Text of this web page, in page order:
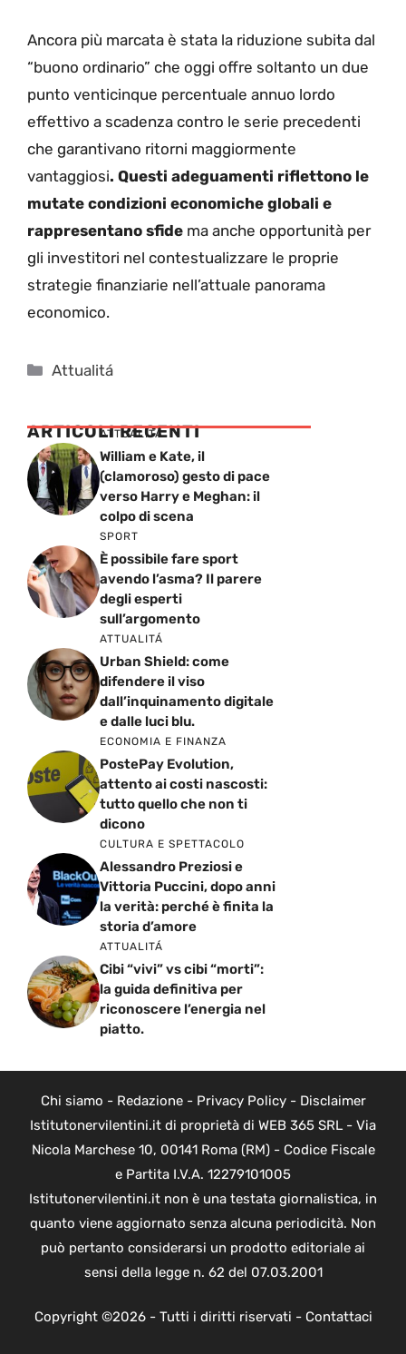
Ancora più marcata è stata la riduzione subita dal
“buono ordinario” che oggi offre soltanto un due
punto venticinque percentuale annuo lordo
effettivo a scadenza contro le serie precedenti
che garantivano ritorni maggiormente
vantaggiosi. Questi adeguamenti riflettono le
mutate condizioni economiche globali e
rappresentano sfide ma anche opportunità per
gli investitori nel contestualizzare le proprie
strategie finanziarie nell’attuale panorama
economico.
Categorie
Attualitá
ARTICOLI RECENTI
ATTUALITÁ
William e Kate, il
(clamoroso) gesto di pace
verso Harry e Meghan: il
colpo di scena
SPORT
È possibile fare sport
avendo l’asma? Il parere
degli esperti
sull’argomento
ATTUALITÁ
Urban Shield: come
difendere il viso
dall’inquinamento digitale
e dalle luci blu.
ECONOMIA E FINANZA
PostePay Evolution,
attento ai costi nascosti:
tutto quello che non ti
dicono
CULTURA E SPETTACOLO
Alessandro Preziosi e
Vittoria Puccini, dopo anni
la verità: perché è finita la
storia d’amore
ATTUALITÁ
Cibi “vivi” vs cibi “morti”:
la guida definitiva per
riconoscere l’energia nel
piatto.
Chi siamo - Redazione- Privacy Policy- Disclaimer
Istitutonervilentini.it di proprietà di WEB 365 SRL - Via
Nicola Marchese 10, 00141 Roma (RM) - Codice Fiscale
e Partita I.V.A. 12279101005
Istitutonervilentini.it non è una testata giornalistica, in
quanto viene aggiornato senza alcuna periodicità. Non
può pertanto considerarsi un prodotto editoriale ai
sensi della legge n. 62 del 07.03.2001
Copyright ©2026 - Tutti i diritti riservati - Contattaci